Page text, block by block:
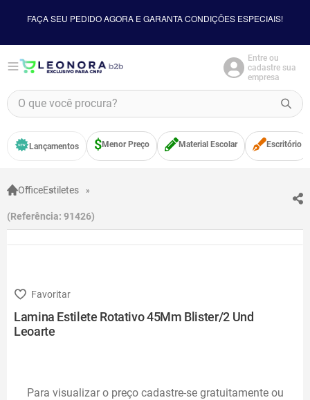
FAÇA SEU PEDIDO AGORA E GARANTA CONDIÇÕES ESPECIAIS!
Entre ou
cadastre sua
empresa
O que você procura?
Lançamentos Menor Preço Material Escolar Escritório
OfficeEstiletes
Referência: 91426
Lamina Estilete Rotativo 45Mm Blister/2 Und
Leoarte
Para visualizar o preço cadastre-se gratuitamente ou
TERMOS MAIS BUSCADOS
1º